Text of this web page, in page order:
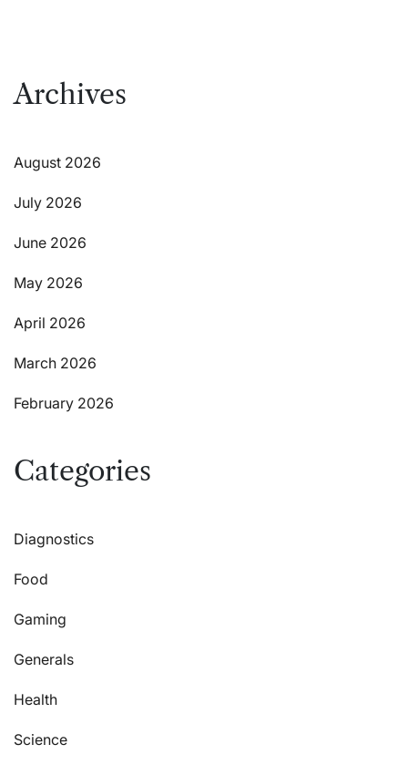
Archives
August 2026
July 2026
June 2026
May 2026
April 2026
March 2026
February 2026
Categories
Diagnostics
Food
Gaming
Generals
Health
Science